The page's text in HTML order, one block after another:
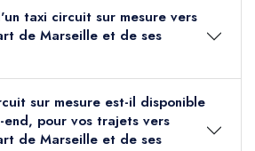
taxi circuit sur mesure vers
de Marseille et de ses
sur mesure est-il disponible
pour vos trajets vers
de Marseille et de ses